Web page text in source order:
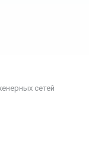
сетей